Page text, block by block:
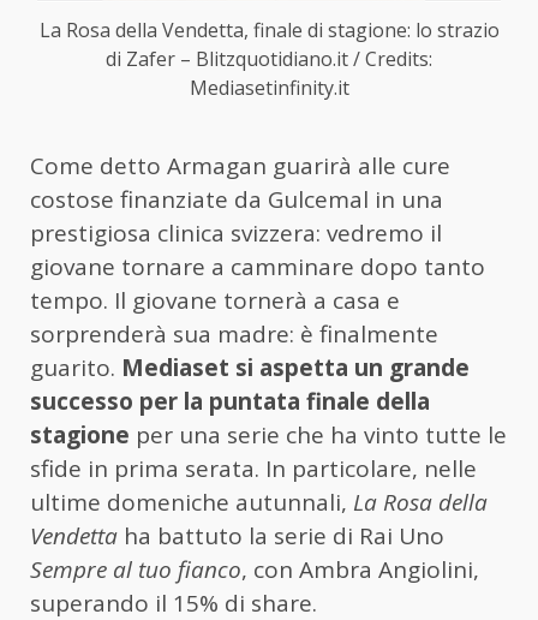
La Rosa della Vendetta, finale di stagione: lo strazio
di Zafer – Blitzquotidiano.it / Credits:
Mediasetinfinity.it
Come detto Armagan guarirà alle cure
costose finanziate da Gulcemal in una
prestigiosa clinica svizzera: vedremo il
giovane tornare a camminare dopo tanto
tempo. Il giovane tornerà a casa e
sorprenderà sua madre: è finalmente
guarito. Mediaset si aspetta un grande
successo per la puntata finale della
stagione per una serie che ha vinto tutte le
sfide in prima serata. In particolare, nelle
ultime domeniche autunnali, La Rosa della
Vendetta ha battuto la serie di Rai Uno
Sempre al tuo fianco, con Ambra Angiolini,
superando il 15% di share.